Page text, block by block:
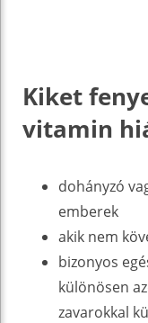
Kiket
vitamin
dohányzó
emberek
akik nem
bizonyos
különösen
zavarokkal